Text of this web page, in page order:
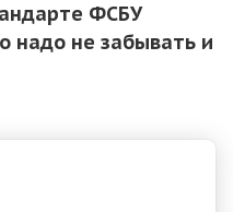
ФСБУ
надо не забывать и